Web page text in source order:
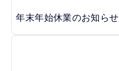
年末年始休業のお知らせ